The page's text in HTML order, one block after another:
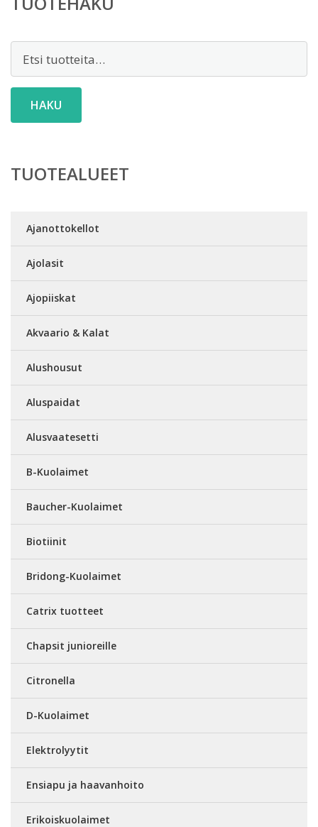
HAKU
TUOTEALUEET
Ajanottokellot
Ajolasit
Ajopiiskat
Akvaario & Kalat
Alushousut
Aluspaidat
Alusvaatesetti
B-Kuolaimet
Baucher-Kuolaimet
Biotiinit
Bridong-Kuolaimet
Catrix tuotteet
Chapsit junioreille
Citronella
D-Kuolaimet
Elektrolyytit
Ensiapu ja haavanhoito
Erikoiskuolaimet